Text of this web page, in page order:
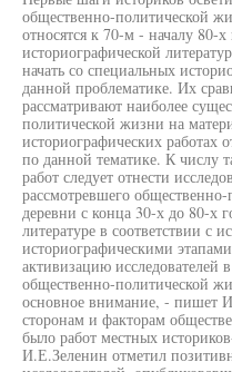
общественно-политической
относятся к 70-м - началу
историографической
начать со специальных
данной проблематике. Их
рассматривают наиболее
политической жизни на
историографических работах
по данной тематике. К числу
работ следует отнести
рассмотревшего
деревни с конца 30-х до 80-х
литературе в соответствии с
историографическими
активизацию исследователей
общественно-политической
основное внимание, - пишет
сторонам и факторам
было работ местных
И.Е.Зеленин отметил